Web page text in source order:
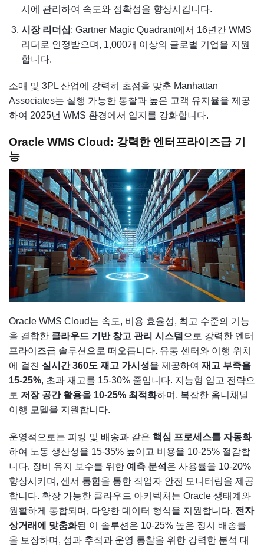
시에 관리하여 속도와 정확성을 향상시킵니다.
시장 리더십: Gartner Magic Quadrant에서 16년간 WMS
리더로 인정받으며, 1,000개 이상의 글로벌 기업을 지원
합니다.
소매 및 3PL 산업에 강력히 초점을 맞춘 Manhattan
Associates는 실행 가능한 통찰과 높은 고객 유지율을 제공
하여 2025년 WMS 환경에서 입지를 강화합니다.
Oracle WMS Cloud: 강력한 엔터프라이즈급 기
능
Oracle WMS Cloud는 속도, 비용 효율성, 최고 수준의 기능
을 결합한 클라우드 기반 창고 관리 시스템 으로 강력한 엔터
프라이즈급 솔루션으로 떠오릅니다. 유통 센터와 이행 위치
에 걸친 실시간 360도 재고 가시성을 제공하여 재고 부족을
15-25%, 초과 재고를 15-30% 줄입니다. 지능형 입고 전략으
로 저장 공간 활용을 10-25% 최적화하며, 복잡한 옴니채널
이행 모델을 지원합니다.
운영적으로는 피킹 및 배송과 같은 핵심 프로세스를 자동화
하여 노동 생산성을 15-35% 높이고 비용을 10-25% 절감합
니다. 장비 유지 보수를 위한 예측 분석 은 사용률을 10-20%
향상시키며, 센서 통합을 통한 작업자 안전 모니터링을 제공
합니다. 확장 가능한 클라우드 아키텍처는 Oracle 생태계와
원활하게 통합되며, 다양한 데이터 형식을 지원합니다. 전자
상거래에 맞춤화된 이 솔루션은 10-25% 높은 정시 배송률
을 보장하며, 성과 추적과 운영 통찰을 위한 강력한 분석 대